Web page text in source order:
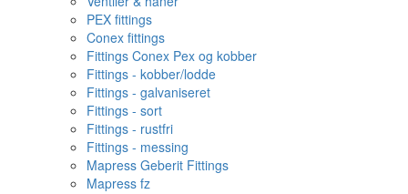
PEX fittings
Conex fittings
Fittings Conex Pex og kobber
Fittings - kobber/lodde
Fittings - galvaniseret
Fittings - sort
Fittings - rustfri
Fittings - messing
Mapress Geberit Fittings
Mapress fz